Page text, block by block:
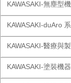
KAWASAKI-無塵型
KAWASAKI-duAro
KAWASAKI-醫療與
KAWASAKI-塗裝機